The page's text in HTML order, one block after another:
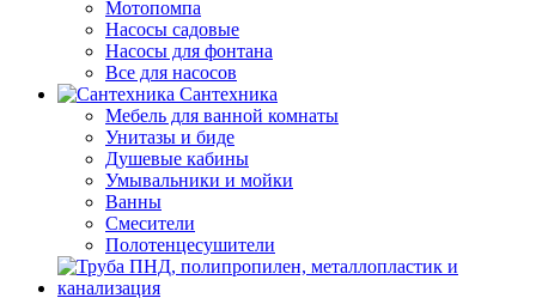
Мотопомпа
Насосы садовые
Насосы для фонтана
Все для насосов
Сантехника
Мебель для ванной комнаты
Унитазы и биде
Душевые кабины
Умывальники и мойки
Ванны
Смесители
Полотенцесушители